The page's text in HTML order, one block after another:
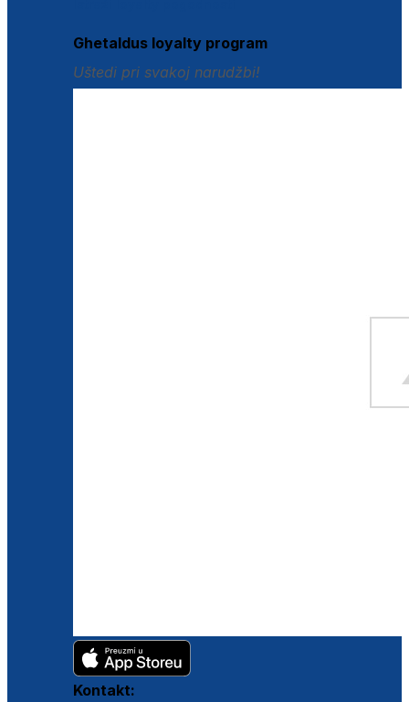
Ghetaldus loyalty program
Uštedi pri svakoj narudžbi!
Kontakt: